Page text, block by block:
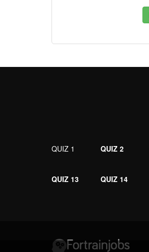
QUIZ 1 QUIZ 2
QUIZ 13 QUIZ 14